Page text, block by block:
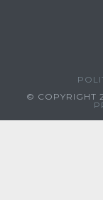
© COPYRIGHT